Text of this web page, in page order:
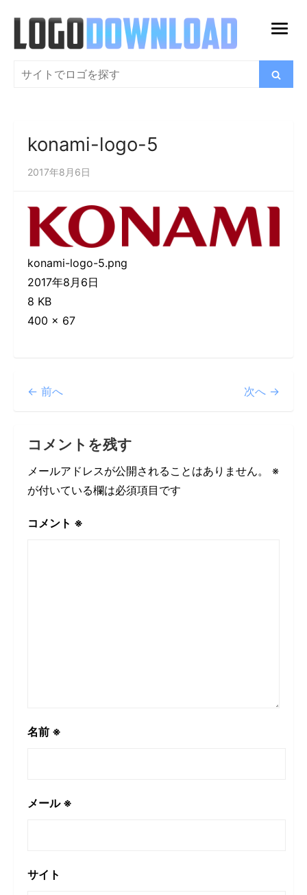
テ
メ
ュ
検
検
索
konami-logo-5
2017年8月6日
konami-logo-5.png
2017年8月6日
8 KB
400 × 67
← 前へ 次へ →
コメントを残す
メールアドレスが公開されることはありません。
※
が付いている欄は必須項目です
コメント ※
名前 ※
メール ※
サイト